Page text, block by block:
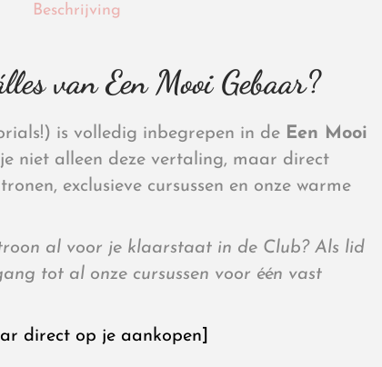
Beschrijving
van Een Mooi Gebaar?
is volledig inbegrepen in de Een Mooi
niet alleen deze vertaling, maar direct
exclusieve cursussen en onze warme
al voor je klaarstaat in de Club? Als lid
tot al onze cursussen voor één vast
direct op je aankopen]